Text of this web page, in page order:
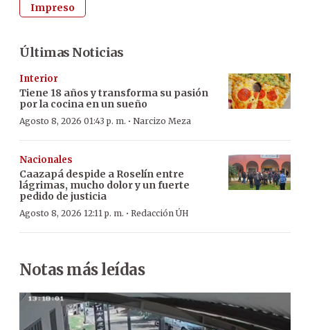
Impreso
Últimas Noticias
Interior
Tiene 18 años y transforma su pasión
por la cocina en un sueño
Agosto 8, 2026 01:43 p. m. · Narcizo Meza
Nacionales
Caazapá despide a Roselín entre
lágrimas, mucho dolor y un fuerte
pedido de justicia
Agosto 8, 2026 12:11 p. m. · Redacción ÚH
Notas más leídas